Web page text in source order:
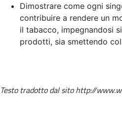
Dimostrare come ogni
contribuire a rendere un
il tabacco, impegnandosi
prodotti, sia smettendo
Testo tradotto dal sito http://